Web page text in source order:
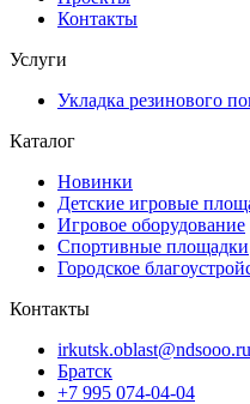
Контакты
Услуги
Укладка резинового
Каталог
Новинки
Детские игровые
Игровое оборудование
Спортивные площадки
Городское
Контакты
irkutsk.oblast@ndsooo.ru
Братск
+7 995 074-04-04